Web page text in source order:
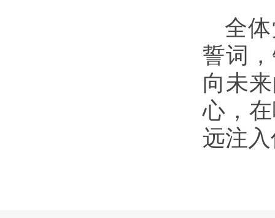
全
誓词
向未
心，
远注